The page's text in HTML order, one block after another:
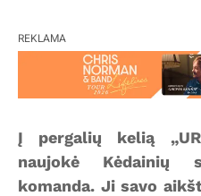
REKLAMA
Į pergalių kelią
naujokė Kėdainių
komanda. Ji savo